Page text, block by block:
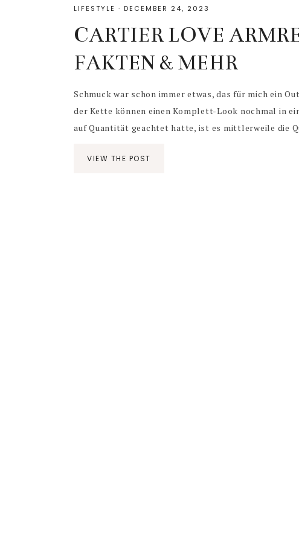
LIFESTYLE · DECEMBER 24, 2023
CARTIER LOVE
FAKTEN & MEHR
Schmuck war schon immer etwas, das für mich ein
der Kette können einen Komplett-Look nochmal in
auf Quantität geachtet hatte, ist es mittlerweile die
VIEW THE POST